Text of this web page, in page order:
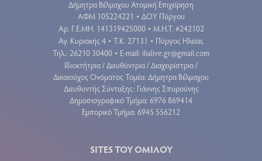
Δήμητρα Βέλμαχου Ατομική Επιχείρηση
ΑΦΜ 105224221 • ΔΟΥ Πύργου
Aρ. Γ.Ε.ΜΗ. 141319425000 • Μ.Η.Τ. #242102
Αγ. Κυριακής 4 • Τ.Κ. 27131 • Πύργος Ηλείας
Τηλ.: 26210 30400 • E-mail: ilialive.gr@gmail.com
Ιδιοκτήτρια / Διευθύντρια / Διαχειρίστρια /
Δικαιούχος Ονόματος Τομέα: Δήμητρα Βέλμαχου
Διευθυντής Σύνταξης: Γιάννης Σπυρούνης
Δημοσιογραφικό Τμήμα: 6976 869414
Εμπορικό Τμήμα: 6945 556212
SITES ΤΟΥ ΟΜΙΛΟΥ